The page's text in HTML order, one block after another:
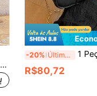
SHECARRY Bolsa de Ombro Inclinada Feminina, Laranja Brilhante, Formato Fofo de Caranguejo, Adequada para Férias de Verão, Viagem, Praia, Litoral, Boêmia
-20% Últimos 2 dias 1 Peça (20cm x 13cm x 7cm) Bolsa Transversal Feminina da Moda, Bolsa de Ombro, Bolsa Transversal, Bolsa
R$80,72